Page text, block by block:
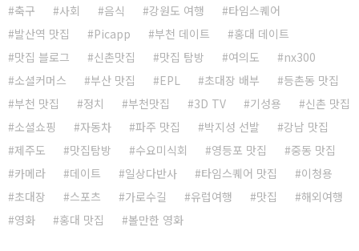
축구
사회 음식 강원도 여행
타임스퀘어
발산역 맛집
Picapp 부천 데이트
홍대 데이트
맛집 블로그
신촌맛집 맛집 탐방 여의도
nx300
소셜커머스
부산 맛집 EPL 초대장 배부
등촌동 맛집
부천 맛집
정치 부천맛집 3D TV 기성용
신촌 맛집
소셜쇼핑
자동차 파주 맛집 박지성 선발
강남 맛집
제주도
맛집탐방 수요미식회 영등포 맛집
중동 맛집
카메라
데이트 일상다반사 타임스퀘어 맛집
이청용
초대장
스포츠 가로수길 유럽여행 맛집
해외여행
영화
홍대 맛집 볼만한 영화